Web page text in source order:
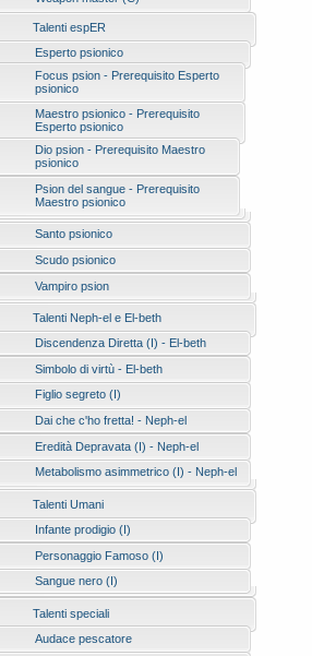
Talenti espER
Esperto psionico
Focus psion - Prerequisito Esperto
psionico
Maestro psionico - Prerequisito
Esperto psionico
Dio psion - Prerequisito Maestro
psionico
Psion del sangue - Prerequisito
Maestro psionico
Santo psionico
Scudo psionico
Vampiro psion
Talenti Neph-el e El-beth
Discendenza Diretta (I) - El-beth
Simbolo di virtù - El-beth
Figlio segreto (I)
Dai che c'ho fretta! - Neph-el
Eredità Depravata (I) - Neph-el
Metabolismo asimmetrico (I) - Neph-el
Talenti Umani
Infante prodigio (I)
Personaggio Famoso (I)
Sangue nero (I)
Talenti speciali
Audace pescatore